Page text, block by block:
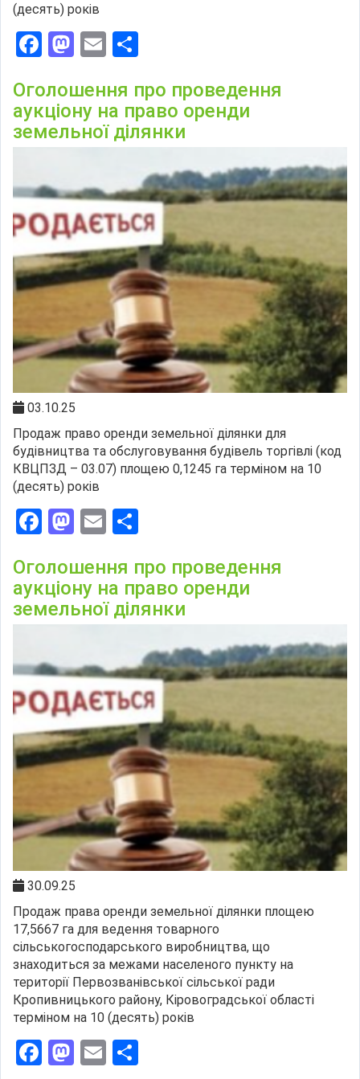
(десять) років
Facebook
Mastodon
Email
Оголошення про проведення
аукціону на право оренди
земельної ділянки
03.10.25
Продаж право оренди земельної ділянки для
будівництва та обслуговування будівель торгівлі (код
КВЦПЗД – 03.07) площею 0,1245 га терміном на 10
(десять) років
Facebook
Mastodon
Email
Оголошення про проведення
аукціону на право оренди
земельної ділянки
30.09.25
Продаж права оренди земельної ділянки площею
17,5667 га для ведення товарного
сільськогосподарського виробництва, що
знаходиться за межами населеного пункту на
території Первозванівської сільської ради
Кропивницького району, Кіровоградської області
терміном на 10 (десять) років
Facebook
Mastodon
Email